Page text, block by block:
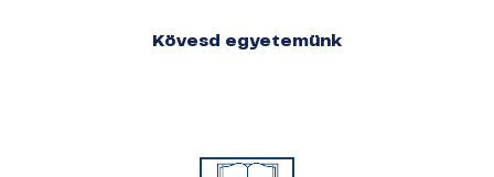
Kövesd egyetemünk